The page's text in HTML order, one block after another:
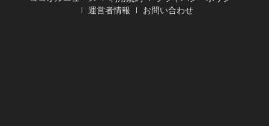
運営者情報
お問い合わせ